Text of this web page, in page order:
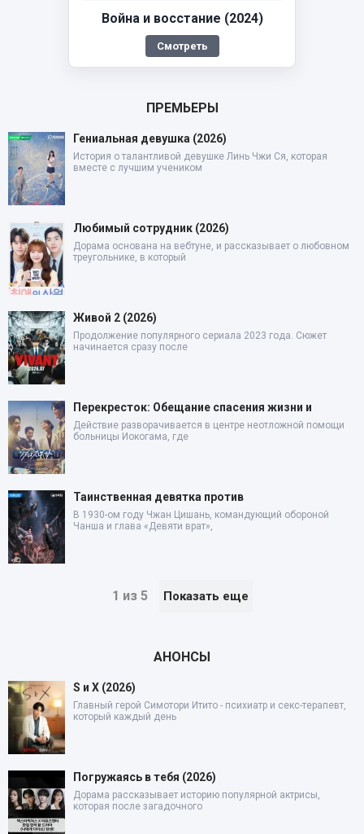
Война и восстание (2024)
Смотреть
ПРЕМЬЕРЫ
Гениальная девушка (2026)
История о талантливой девушке Линь Чжи Ся, которая
вместе с лучшим учеником
Любимый сотрудник (2026)
Дорама основана на вебтуне, и рассказывает о любовном
треугольнике, в который
Живой 2 (2026)
Продолжение популярного сериала 2023 года. Сюжет
начинается сразу после
Перекресток: Обещание спасения жизни и
Действие разворачивается в центре неотложной помощи
больницы Иокогама, где
Таинственная девятка против
В 1930-ом году Чжан Цишань, командующий обороной
Чанша и глава «Девяти врат»,
1 из 5 Показать еще
АНОНСЫ
S и X (2026)
Главный герой Симотори Итито - психиатр и секс-терапевт,
который каждый день
Погружаясь в тебя (2026)
Дорама рассказывает историю популярной актрисы,
которая после загадочного